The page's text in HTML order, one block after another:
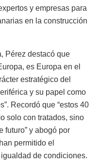
y empresas para
en la construcción
Pérez destacó que
es Europa en el
estratégico del
y su papel como
Recordó que “estos 40
solo con tratados, sino
futuro” y abogó por
permitido el
de condiciones.